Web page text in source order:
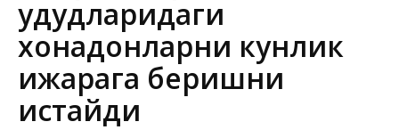
ҳудудларидаги
хонадонларни кунлик
ижарага беришни
истайди